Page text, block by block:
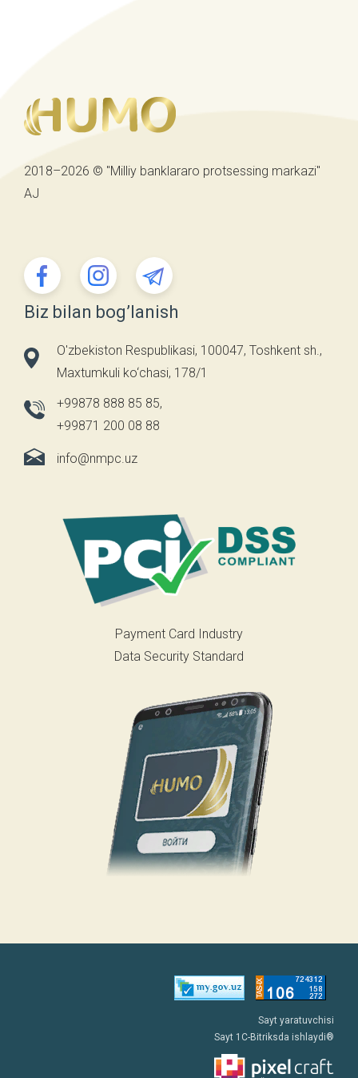
2018–2026 © "Milliy banklararo protsessing markazi"
AJ
Biz bilan bog’lanish
O'zbekiston Respublikasi, 100047, Toshkent sh.,
Maxtumkuli ko‘chasi, 178/1
+99878 888 85 85,
+99871 200 08 88
info@nmpc.uz
Payment Card Industry
Data Security Standard
Sayt yaratuvchisi
Sayt 1C-Bitriksda ishlaydi®